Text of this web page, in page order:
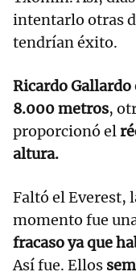
intentarlo otras
tendrían éxito.
Ricardo Gallardo
8.000 metros,
proporcionó el
altura.
Faltó el Everest,
momento fue
fracaso ya que
Así fue. Ellos